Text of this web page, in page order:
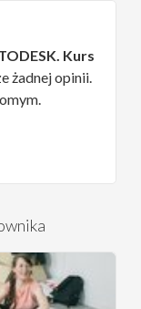
Kurs
żadnej opinii.